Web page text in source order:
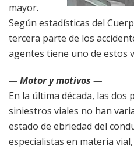
mayor.
Según estadísticas del
tercera parte de los
agentes tiene uno de estos
— Motor y motivos —
En la última década, las dos
siniestros viales no han
estado de ebriedad del
especialistas en materia